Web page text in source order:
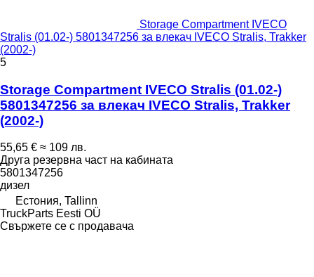
Storage Compartment IVECO
Stralis (01.02-) 5801347256 за влекач IVECO Stralis, Trakker
(2002-)
5
Storage Compartment IVECO Stralis (01.02-)
5801347256 за влекач IVECO Stralis, Trakker
(2002-)
55,65 € ≈ 109 лв.
Друга резервна част на кабината
5801347256
дизел
Естония, Tallinn
TruckParts Eesti OÜ
Свържете се с продавача